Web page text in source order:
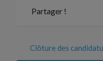
Partager !
Clôture des